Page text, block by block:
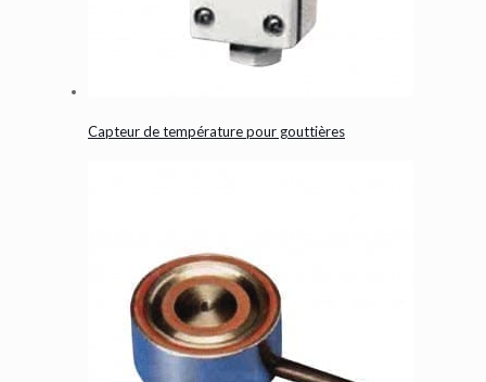
Capteur de température pour gouttières